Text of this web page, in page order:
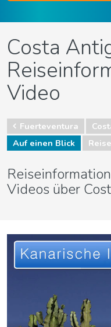
Costa
Video
Fuerteventura
Auf einen Blick
Videos über